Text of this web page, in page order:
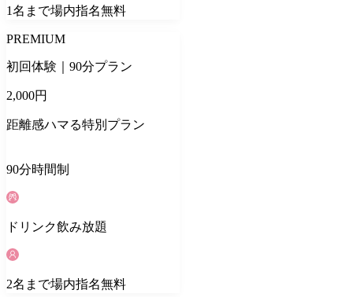
1名 まで場内指名無料
PREMIUM
初回体験｜90分プラン
2,000円
距離感ハマる特別プラン
90分時間制
ドリンク飲み放題
2名 まで場内指名無料